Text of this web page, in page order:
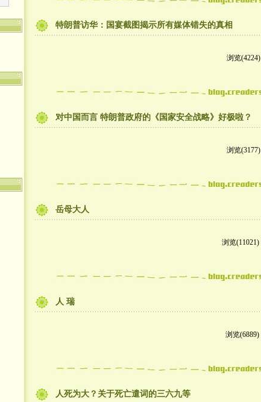
特朗普访华：国宴截图揭示所有媒体错失的真相
浏览(4224)
对中国而言 特朗普政府的《国家安全战略》好极啦？
浏览(3177)
岳母大人
浏览(11021)
人 瑞
浏览(6889)
人死为大？关于死亡遣词的三六九等